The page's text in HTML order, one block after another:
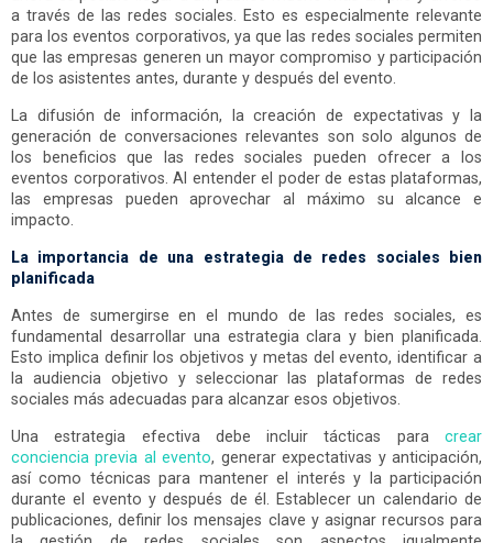
a través de las redes sociales. Esto es especialmente relevante
para los eventos corporativos, ya que las redes sociales permiten
que las empresas generen un mayor compromiso y participación
de los asistentes antes, durante y después del evento.
La difusión de información, la creación de expectativas y la
generación de conversaciones relevantes son solo algunos de
los beneficios que las redes sociales pueden ofrecer a los
eventos corporativos. Al entender el poder de estas plataformas,
las empresas pueden aprovechar al máximo su alcance e
impacto.
La importancia de una estrategia de redes sociales bien
planificada
Antes de sumergirse en el mundo de las redes sociales, es
fundamental desarrollar una estrategia clara y bien planificada.
Esto implica definir los objetivos y metas del evento, identificar a
la audiencia objetivo y seleccionar las plataformas de redes
sociales más adecuadas para alcanzar esos objetivos.
Una estrategia efectiva debe incluir tácticas para crear
conciencia previa al evento, generar expectativas y anticipación,
así como técnicas para mantener el interés y la participación
durante el evento y después de él. Establecer un calendario de
publicaciones, definir los mensajes clave y asignar recursos para